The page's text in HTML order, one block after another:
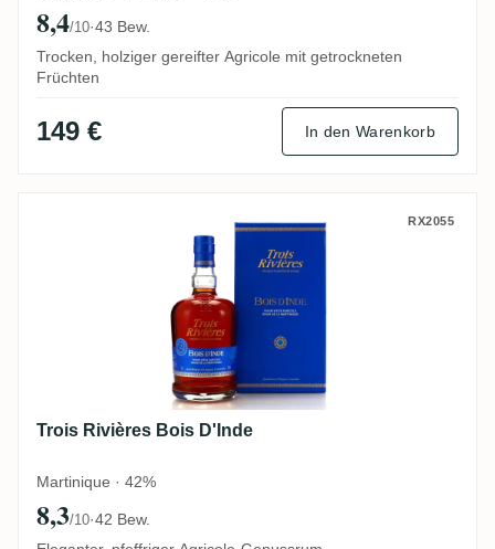
8,4/10·43 Bew.
Trocken, holziger gereifter Agricole mit getrockneten
Früchten
149 € In den Warenkorb
Trois Rivières Bois D'Inde RX2055
Trois Rivières Bois D'Inde
Martinique · 42%
8,3/10·42 Bew.